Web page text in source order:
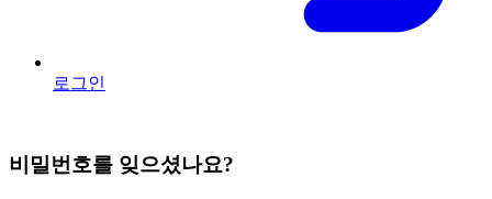
로그인
비밀번호를 잊으셨나요?